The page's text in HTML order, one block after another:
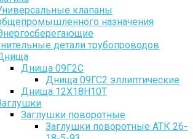
клапаны
назначения
детали трубопроводов
Днища 09Г2С
Днища 09ГС2 эллиптические
Днища 12Х18Н10Т
Заглушки поворотные
Заглушки поворотные АТК 26-